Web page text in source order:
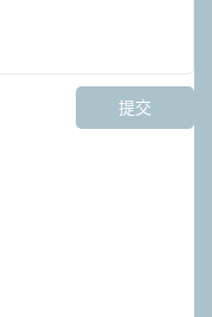
提交